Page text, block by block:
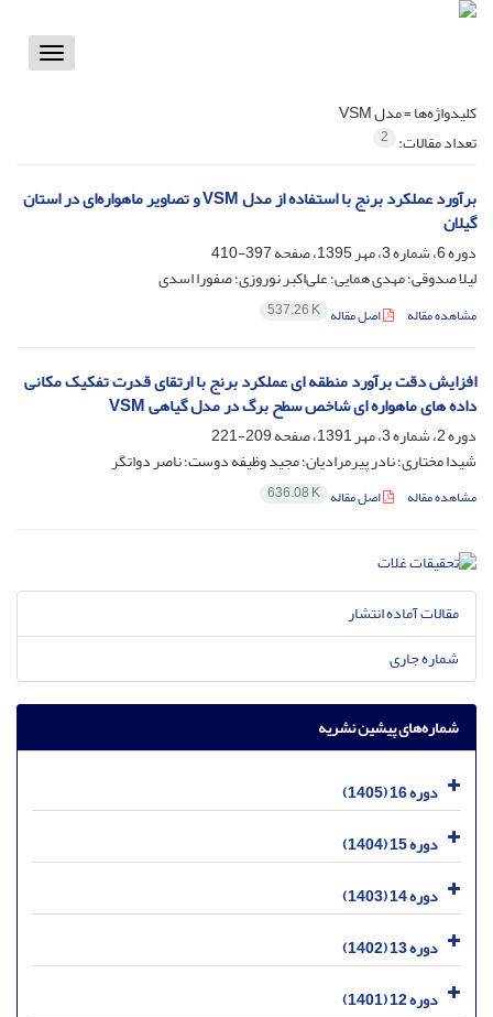
Toggle
کلیدواژه‌ها =مدل VSM
تعداد مقالات: 2
برآورد عملکرد برنج با استفاده از مدل VSM و تصاویر ماهواره‌ای در استان
گیلان
دوره 6، شماره 3، مهر 1395، صفحه
397-410
لیلا صدوقی؛ مهدی همایی؛ علی‌اکبر نوروزی؛ صفورا اسدی
مشاهده مقاله اصل مقاله 537.26 K
افزایش دقت برآورد منطقه ای عملکرد برنج با ارتقای قدرت تفکیک مکانی
داده های ماهواره ای شاخص سطح برگ در مدل گیاهی VSM
دوره 2، شماره 3، مهر 1391، صفحه
209-221
شیدا مختاری؛ نادر پیرمرادیان؛ مجید وظیفه دوست؛ ناصر دواتگر
مشاهده مقاله اصل مقاله 636.08 K
مقالات آماده انتشار
شماره جاری
شماره‌های پیشین نشریه
دوره 16 (1405)
دوره 15 (1404)
دوره 14 (1403)
دوره 13 (1402)
دوره 12 (1401)